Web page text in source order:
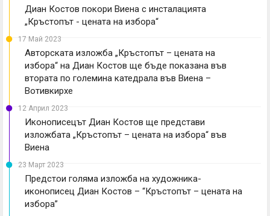
Диан Костов покори Виена с инсталацията
„Кръстопът - цената на избора“
17 Май 2023
Авторската изложба „Кръстопът – цената на
избора“ на Диан Костов ще бъде показана във
втората по големина катедрала във Виена –
Вотивкирхе
12 Април 2023
Иконописецът Диан Костов ще представи
изложбата „Кръстопът – цената на избора“ във
Виена
23 Март 2023
Предстои голяма изложба на художника-
иконописец Диан Костов – “Кръстопът – цената на
избора”